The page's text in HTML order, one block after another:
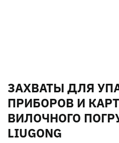
ЗАХВАТЫ ДЛЯ
ПРИБОРОВ И
ВИЛОЧНОГО
LIUGONG